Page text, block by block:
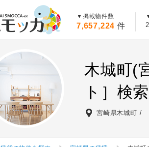
▼掲載物件数
7,657,224 件
木城町(
ト］検
宮崎県木城町